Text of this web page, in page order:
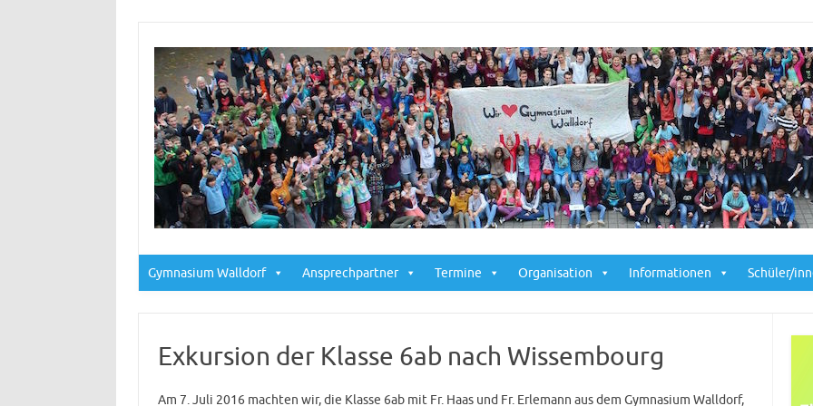
Gymnasium Walldorf
Ansprechpartner Termine Organisation Informationen Schüler/
Exkursion der Klasse 6ab nach Wissembourg
Am 7. Juli 2016 machten wir, die Klasse 6ab mit Fr. Haas und Fr. Erlemann aus dem Gymnasium Walldorf,